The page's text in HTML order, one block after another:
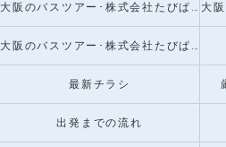
大阪のバスツアー･株式会社たびぱるの口コミ情報
大阪のバスツアー･株式会社たびぱるのお客様の声
最新チラシ
出発までの流れ